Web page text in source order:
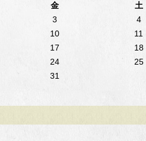
金 土
3 4
10 11
17 18
24 25
31